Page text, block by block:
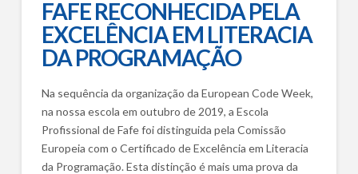
FAFE RECONHECIDA PELA
EXCELÊNCIA EM LITERACIA
DA PROGRAMAÇÃO
Na sequência da organização da European Code Week,
na nossa escola em outubro de 2019, a Escola
Profissional de Fafe foi distinguida pela Comissão
Europeia com o Certificado de Excelência em Literacia
da Programação. Esta distinção é mais uma prova da